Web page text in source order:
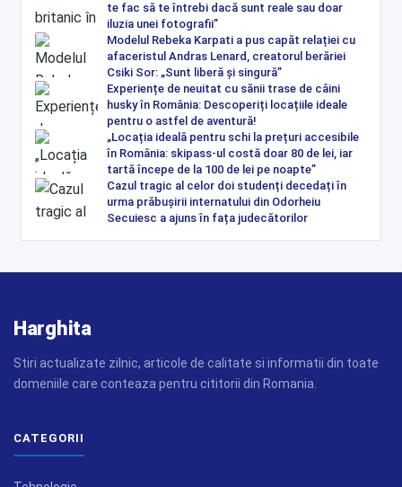
te fac să te întrebi dacă sunt reale sau doar
iluzia unei fotografii”
Modelul Rebeka Karpati a pus capăt relației cu
afaceristul Andras Lenard, creatorul berăriei
Csiki Sor: „Sunt liberă și singură”
Experiențe de neuitat cu sănii trase de câini
husky în România: Descoperiți locațiile ideale
pentru o astfel de aventură!
„Locația ideală pentru schi la prețuri accesibile
în România: skipass-ul costă doar 80 de lei, iar
tartă începe de la 100 de lei pe noapte”
Cazul tragic al celor doi studenți decedați în
urma prăbușirii internatului din Odorheiu
Secuiesc a ajuns în fața judecătorilor
Harghita
Stiri actualizate zilnic, articole de calitate si informatii din toate
domeniile care conteaza pentru cititorii din Romania.
CATEGORII